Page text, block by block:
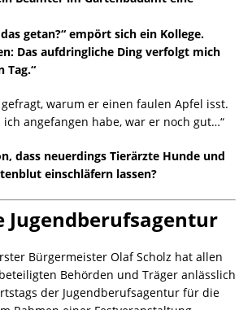
getan?“ empört sich ein Kollege.
Das aufdringliche Ding verfolgt mich
Tag.“
warum er einen faulen Apfel isst.
ich angefangen habe, war er noch gut…“
dass neuerdings Tierärzte Hunde und
einschläfern lassen?
Jugendberufsagentur
Bürgermeister Olaf Scholz hat allen
Behörden und Träger anlässlich
der Jugendberufsagentur für die